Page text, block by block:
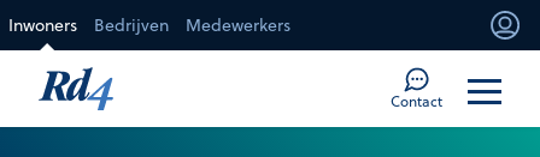
Inwoners Bedrijven Medewerkers
Contact